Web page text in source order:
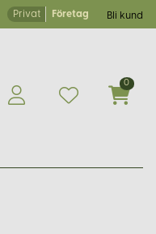
Privat Företag Bli kund
0